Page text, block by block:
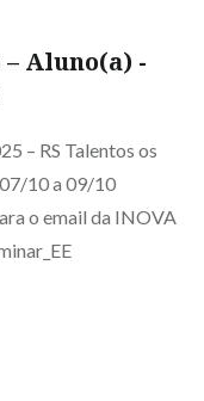
Aluno(a) -
– RS Talentos os
10 a 09/10
o email da INOVA